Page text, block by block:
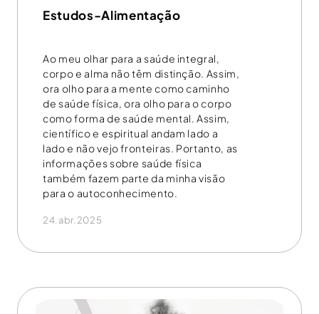
Estudos-Alimentação
Ao meu olhar para a saúde integral,
corpo e alma não têm distinção. Assim,
ora olho para a mente como caminho
de saúde física, ora olho para o corpo
como forma de saúde mental. Assim,
científico e espiritual andam lado a
lado e não vejo fronteiras. Portanto, as
informações sobre saúde física
também fazem parte da minha visão
para o autoconhecimento.
24.abr.2025